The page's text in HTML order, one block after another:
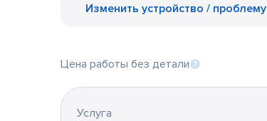
Изменить устройство / проблему
Цена работы без детали
Услуга